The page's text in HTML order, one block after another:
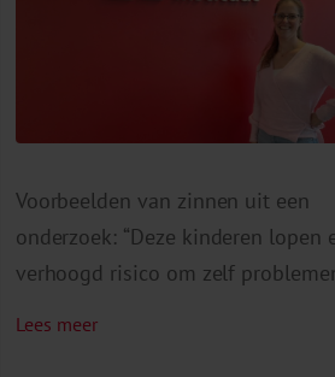
Voorbeelden van zinnen uit een
onderzoek: “Deze kinderen lopen
verhoogd risico om zelf
Lees meer